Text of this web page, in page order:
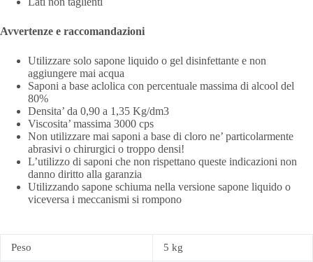
Avvertenze e raccomandazioni
Utilizzare solo sapone liquido o gel disinfettante e non
aggiungere mai acqua
Saponi a base aclolica con percentuale massima di alcool del
80%
Densita’ da 0,90 a 1,35 Kg/dm3
Viscosita’ massima 3000 cps
Non utilizzare mai saponi a base di cloro ne’ particolarmente
abrasivi o chirurgici o troppo densi!
L’utilizzo di saponi che non rispettano queste indicazioni non
danno diritto alla garanzia
Utilizzando sapone schiuma nella versione sapone liquido o
viceversa i meccanismi si rompono
Peso 5 kg